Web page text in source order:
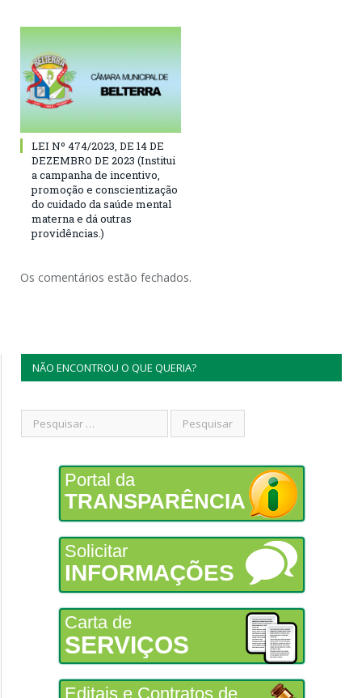
LEI Nº 474/2023, DE 14 DE
DEZEMBRO DE 2023 (Institui
a campanha de incentivo,
promoção e conscientização
do cuidado da saúde mental
materna e dá outras
providências.)
Os comentários estão fechados.
NÃO ENCONTROU O QUE QUERIA?
Portal da
TRANSPARÊNCIA
Solicitar
INFORMAÇÕES
Carta de
SERVIÇOS
Editais e Contratos de